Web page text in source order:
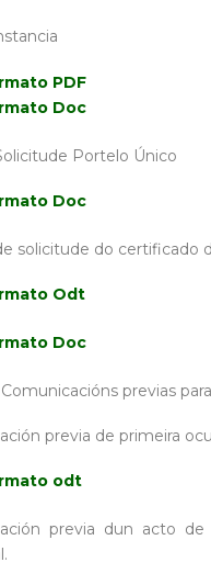
PDF
Doc
Portelo Único
Doc
solicitude do certificado
Odt
Doc
previas
previa de primeira
odt
previa dun acto